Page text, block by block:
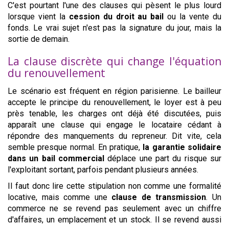
C'est pourtant l'une des clauses qui pèsent le plus lourd
lorsque vient la cession du droit au bail ou la vente du
fonds. Le vrai sujet n'est pas la signature du jour, mais la
sortie de demain.
La clause discrète qui change l'équation
du renouvellement
Le scénario est fréquent en région parisienne. Le bailleur
accepte le principe du renouvellement, le loyer est à peu
près tenable, les charges ont déjà été discutées, puis
apparaît une clause qui engage le locataire cédant à
répondre des manquements du repreneur. Dit vite, cela
semble presque normal. En pratique, la garantie solidaire
dans un bail commercial déplace une part du risque sur
l'exploitant sortant, parfois pendant plusieurs années.
Il faut donc lire cette stipulation non comme une formalité
locative, mais comme une clause de transmission. Un
commerce ne se revend pas seulement avec un chiffre
d'affaires, un emplacement et un stock. Il se revend aussi